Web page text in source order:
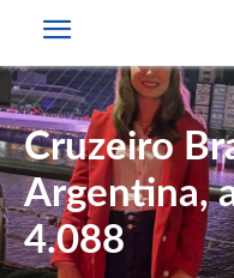
Cruzeiro
Argentina,
4.088